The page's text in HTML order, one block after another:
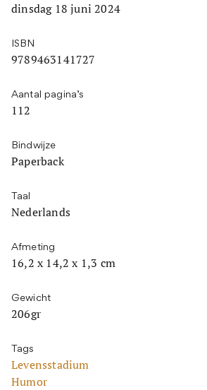
dinsdag 18 juni 2024
ISBN
9789463141727
Aantal pagina’s
112
Bindwijze
Paperback
Taal
Nederlands
Afmeting
16,2 x 14,2 x 1,3 cm
Gewicht
206gr
Tags
Levensstadium
Humor